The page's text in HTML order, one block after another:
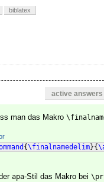
biblatex
active answers
man das Makro
{\finalnamedelim}{
apa-Stil das Makro bei